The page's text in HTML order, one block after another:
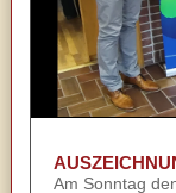
Am Sonntag